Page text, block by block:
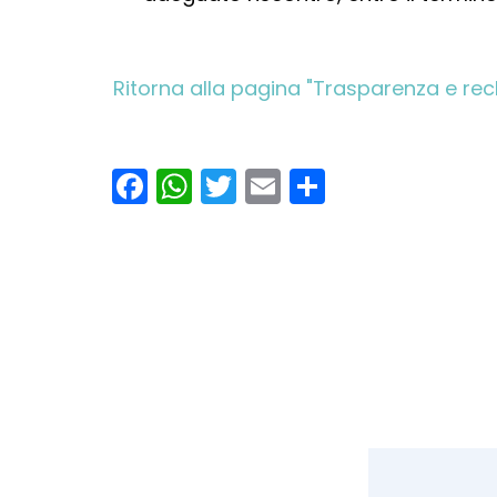
Ritorna alla pagina "Trasparenza e
Facebook
WhatsApp
Twitter
Email